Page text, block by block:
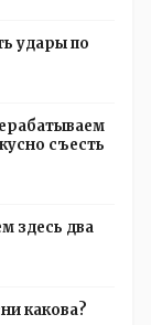
удары по
съесть
здесь два
какова?